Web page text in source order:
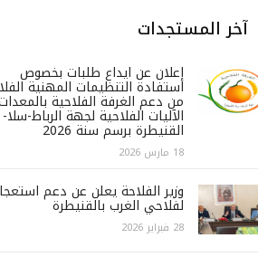
آخر المستجدات
إعلان عن ايداع طلبات بخصوص
استفادة التنظيمات المهنية
من دعم الغرفة الفلاحية
الآليات الفلاحية لجهة الرباط-سلا-
القنيطرة برسم سنة 2026
18 مارس 2026
وزير الفلاحة يعلن عن دعم
لفلاحي الغرب بالقنيطرة
28 فبراير 2026